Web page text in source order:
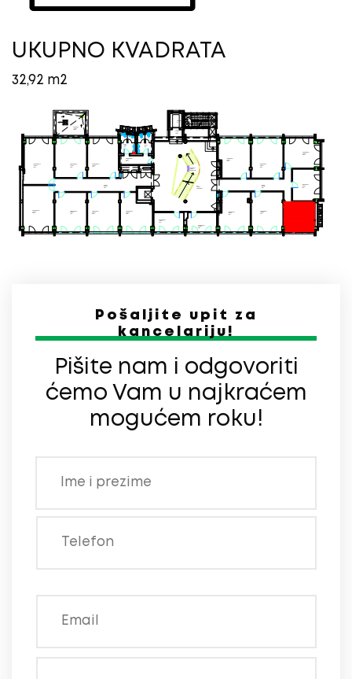
UKUPNO KVADRATA
32,92 m2
Pošaljite upit za
kancelariju!
Pišite nam i odgovoriti
ćemo Vam u najkraćem
mogućem roku!